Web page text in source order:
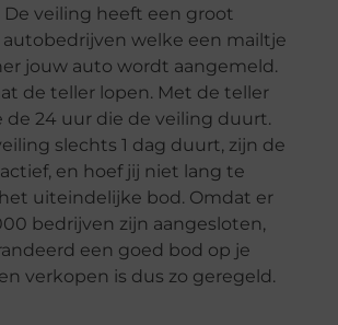
De veiling heeft een groot
welke een mailtje
jouw auto wordt aangemeld.
de teller lopen. Met de teller
de 24 uur die de veiling duurt.
slechts 1 dag duurt, zijn de
en hoef jij niet lang te
uiteindelijke bod. Omdat er
bedrijven zijn aangesloten,
een goed bod op je
verkopen is dus zo geregeld.